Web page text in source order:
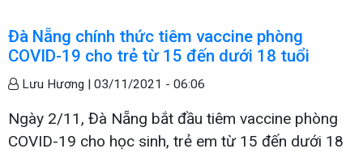
Đà Nẵng chính thức tiêm vaccine phòng
COVID-19 cho trẻ từ 15 đến dưới 18 tuổi
Lưu Hương | 03/11/2021 - 06:06
Ngày 2/11, Đà Nẵng bắt đầu tiêm vaccine phòng
COVID-19 cho học sinh, trẻ em từ 15 đến dưới 18